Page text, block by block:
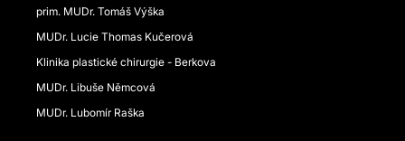
prim. MUDr. Tomáš Výška
MUDr. Lucie Thomas Kučerová
Klinika plastické chirurgie - Berkova
MUDr. Libuše Němcová
MUDr. Lubomír Raška